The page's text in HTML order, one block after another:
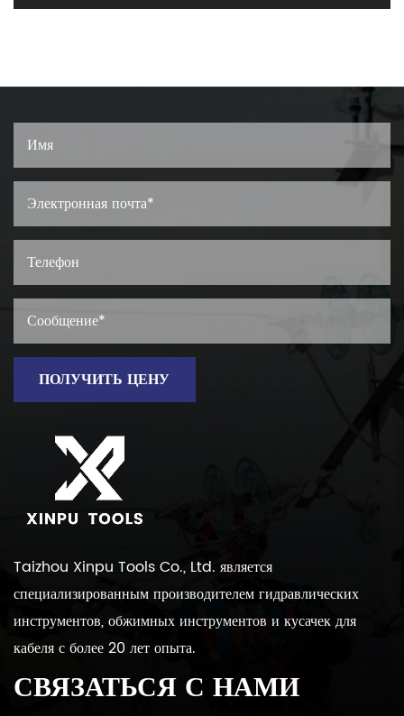
ПОЛУЧИТЬ ЦЕНУ
Taizhou Xinpu Tools Co., Ltd. является
специализированным производителем гидравлических
инструментов, обжимных инструментов и кусачек для
кабеля с более 20 лет опыта.
СВЯЗАТЬСЯ С НАМИ